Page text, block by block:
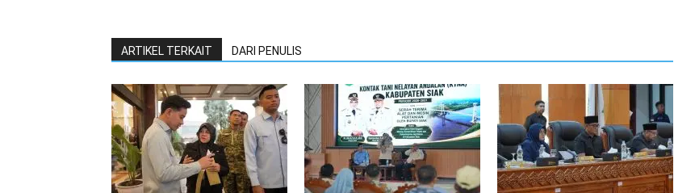
ARTIKEL TERKAIT DARI PENULIS